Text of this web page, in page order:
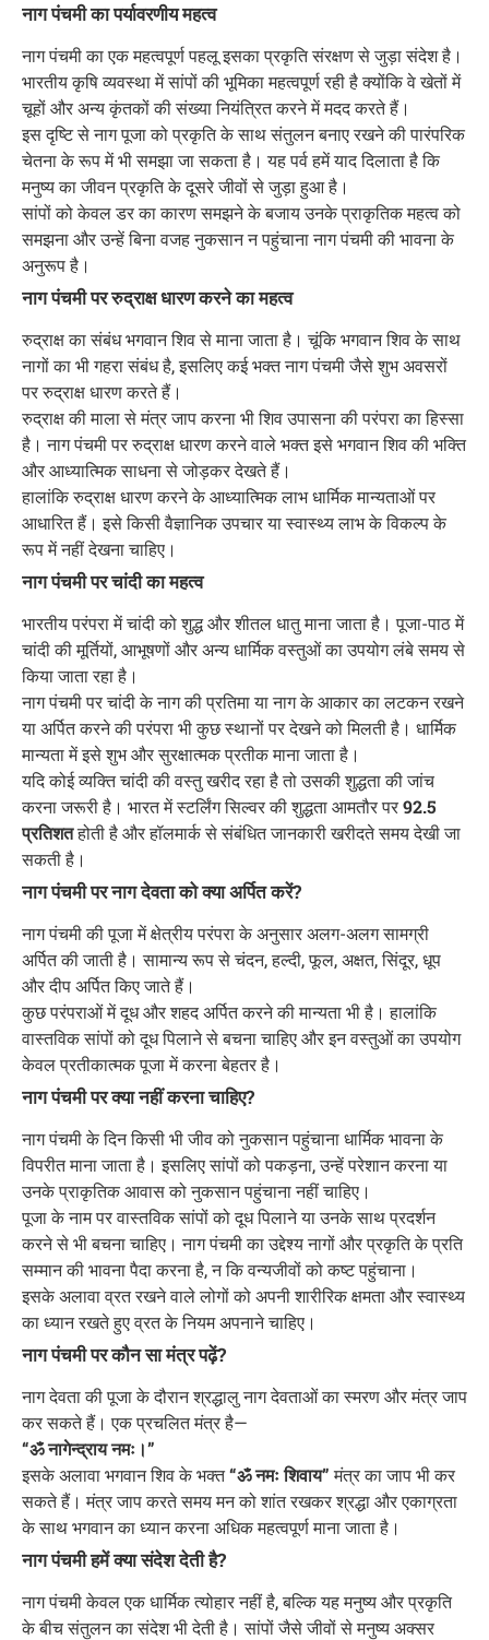
नाग पंचमी का पर्यावरणीय महत्व
नाग पंचमी का एक महत्वपूर्ण पहलू इसका प्रकृति संरक्षण से जुड़ा संदेश है।
भारतीय कृषि व्यवस्था में सांपों की भूमिका महत्वपूर्ण रही है क्योंकि वे खेतों में
चूहों और अन्य कृंतकों की संख्या नियंत्रित करने में मदद करते हैं।
इस दृष्टि से नाग पूजा को प्रकृति के साथ संतुलन बनाए रखने की पारंपरिक
चेतना के रूप में भी समझा जा सकता है। यह पर्व हमें याद दिलाता है कि
मनुष्य का जीवन प्रकृति के दूसरे जीवों से जुड़ा हुआ है।
सांपों को केवल डर का कारण समझने के बजाय उनके प्राकृतिक महत्व को
समझना और उन्हें बिना वजह नुकसान न पहुंचाना नाग पंचमी की भावना के
अनुरूप है।
नाग पंचमी पर रुद्राक्ष धारण करने का महत्व
रुद्राक्ष का संबंध भगवान शिव से माना जाता है। चूंकि भगवान शिव के साथ
नागों का भी गहरा संबंध है, इसलिए कई भक्त नाग पंचमी जैसे शुभ अवसरों
पर रुद्राक्ष धारण करते हैं।
रुद्राक्ष की माला से मंत्र जाप करना भी शिव उपासना की परंपरा का हिस्सा
है। नाग पंचमी पर रुद्राक्ष धारण करने वाले भक्त इसे भगवान शिव की भक्ति
और आध्यात्मिक साधना से जोड़कर देखते हैं।
हालांकि रुद्राक्ष धारण करने के आध्यात्मिक लाभ धार्मिक मान्यताओं पर
आधारित हैं। इसे किसी वैज्ञानिक उपचार या स्वास्थ्य लाभ के विकल्प के
रूप में नहीं देखना चाहिए।
नाग पंचमी पर चांदी का महत्व
भारतीय परंपरा में चांदी को शुद्ध और शीतल धातु माना जाता है। पूजा-पाठ में
चांदी की मूर्तियों, आभूषणों और अन्य धार्मिक वस्तुओं का उपयोग लंबे समय से
किया जाता रहा है।
नाग पंचमी पर चांदी के नाग की प्रतिमा या नाग के आकार का लटकन रखने
या अर्पित करने की परंपरा भी कुछ स्थानों पर देखने को मिलती है। धार्मिक
मान्यता में इसे शुभ और सुरक्षात्मक प्रतीक माना जाता है।
यदि कोई व्यक्ति चांदी की वस्तु खरीद रहा है तो उसकी शुद्धता की जांच
करना जरूरी है। भारत में स्टर्लिंग सिल्वर की शुद्धता आमतौर पर92.5
प्रतिशतहोती है और हॉलमार्क से संबंधित जानकारी खरीदते समय देखी जा
सकती है।
नाग पंचमी पर नाग देवता को क्या अर्पित करें?
नाग पंचमी की पूजा में क्षेत्रीय परंपरा के अनुसार अलग-अलग सामग्री
अर्पित की जाती है। सामान्य रूप से चंदन, हल्दी, फूल, अक्षत, सिंदूर, धूप
और दीप अर्पित किए जाते हैं।
कुछ परंपराओं में दूध और शहद अर्पित करने की मान्यता भी है। हालांकि
वास्तविक सांपों को दूध पिलाने से बचना चाहिए और इन वस्तुओं का उपयोग
केवल प्रतीकात्मक पूजा में करना बेहतर है।
नाग पंचमी पर क्या नहीं करना चाहिए?
नाग पंचमी के दिन किसी भी जीव को नुकसान पहुंचाना धार्मिक भावना के
विपरीत माना जाता है। इसलिए सांपों को पकड़ना, उन्हें परेशान करना या
उनके प्राकृतिक आवास को नुकसान पहुंचाना नहीं चाहिए।
पूजा के नाम पर वास्तविक सांपों को दूध पिलाने या उनके साथ प्रदर्शन
करने से भी बचना चाहिए। नाग पंचमी का उद्देश्य नागों और प्रकृति के प्रति
सम्मान की भावना पैदा करना है, न कि वन्यजीवों को कष्ट पहुंचाना।
इसके अलावा व्रत रखने वाले लोगों को अपनी शारीरिक क्षमता और स्वास्थ्य
का ध्यान रखते हुए व्रत के नियम अपनाने चाहिए।
नाग पंचमी पर कौन सा मंत्र पढ़ें?
नाग देवता की पूजा के दौरान श्रद्धालु नाग देवताओं का स्मरण और मंत्र जाप
कर सकते हैं। एक प्रचलित मंत्र है—
“ॐ नागेन्द्राय नमः।”
इसके अलावा भगवान शिव के भक्त“ॐ नमः शिवाय”मंत्र का जाप भी कर
सकते हैं। मंत्र जाप करते समय मन को शांत रखकर श्रद्धा और एकाग्रता
के साथ भगवान का ध्यान करना अधिक महत्वपूर्ण माना जाता है।
नाग पंचमी हमें क्या संदेश देती है?
नाग पंचमी केवल एक धार्मिक त्योहार नहीं है, बल्कि यह मनुष्य और प्रकृति
के बीच संतुलन का संदेश भी देती है। सांपों जैसे जीवों से मनुष्य अक्सर